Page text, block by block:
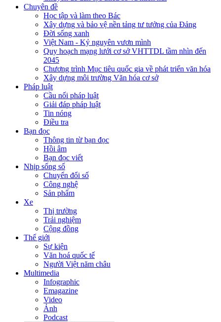
Chuyên đề
Học tập và làm theo Bác
Xây dựng và bảo vệ nền tảng tư tưởng của Đảng
Đời sống xanh
Việt Nam - Kỷ nguyên vươn mình
Quy hoạch mạng lưới cơ sở VHTTDL tầm nhìn đến
2045
Chương trình Mục tiêu quốc gia về phát triển văn hóa
Xây dựng môi trường Văn hóa cơ sở
Pháp luật
Cầu nối pháp luật
Giải đáp pháp luật
Tin nóng
Điều tra
Bạn đọc
Thông tin từ bạn đọc
Hồi âm
Bạn đọc viết
Nhịp sống số
Chuyển đổi số
Công nghệ
Sản phẩm
Xe
Thị trường
Trải nghiệm
Cộng đồng
Thế giới
Sự kiện
Văn hoá quốc tế
Người Việt năm châu
Multimedia
Infographic
Emagazine
Video
Ảnh
Podcast